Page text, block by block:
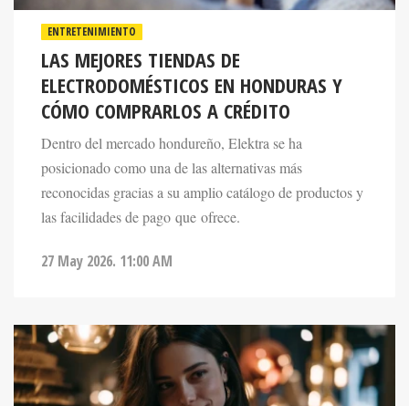
LAS MEJORES TIENDAS DE
ELECTRODOMÉSTICOS EN HONDURAS Y
CÓMO COMPRARLOS A CRÉDITO
Dentro del mercado hondureño, Elektra se ha
posicionado como una de las alternativas más
reconocidas gracias a su amplio catálogo de productos y
las facilidades de pago que ofrece.